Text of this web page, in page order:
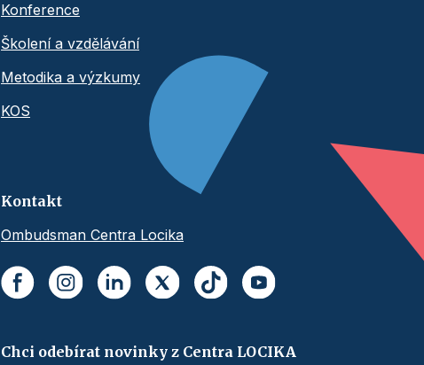
Konference
Školení a vzdělávání
Metodika a výzkumy
KOS
Kontakt
Ombudsman Centra Locika
Chci odebírat novinky z Centra LOCIKA